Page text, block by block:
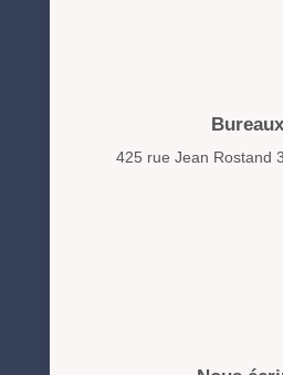
Bureaux
425 rue Jean Rostand